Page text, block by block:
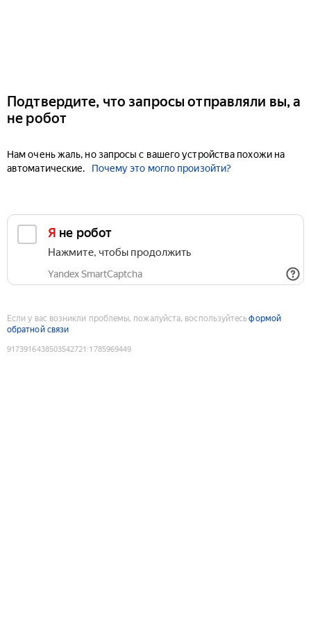
Подтвердите, что запросы отправляли вы, а
не робот
Нам очень жаль, но запросы с вашего устройства похожи на
автоматические.
Почему это могло произойти?
Я не робот
Нажмите, чтобы продолжить
Yandex SmartCaptcha
Если у вас возникли проблемы, пожалуйста, воспользуйтесьформой
обратной связи
9173916438503542721 :1785969449